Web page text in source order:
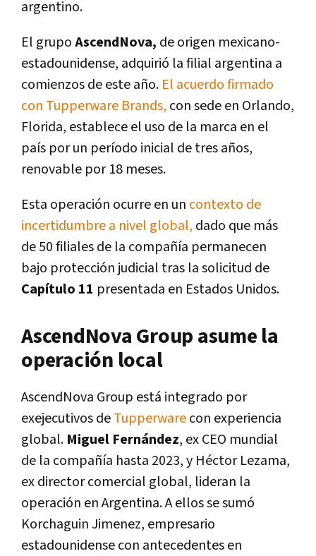
argentino.
El grupoAscendNova, de origen mexicano-
estadounidense, adquirió la filial argentina a
comienzos de este año. El acuerdo firmado
con Tupperware Brands, con sede en Orlando,
Florida, establece el uso de la marca en el
país por un período inicial de tres años,
renovable por 18 meses.
Esta operación ocurre en un contexto de
incertidumbre a nivel global, dado que más
de 50 filiales de la compañía permanecen
bajo protección judicial tras la solicitud de
Capítulo 11 presentada en Estados Unidos.
AscendNova Group asume la
operación local
AscendNova Group está integrado por
exejecutivos deTupperwarecon experiencia
global. Miguel Fernández, ex CEO mundial
de la compañía hasta 2023, y Héctor Lezama,
ex director comercial global, lideran la
operación en Argentina. A ellos se sumó
Korchaguin Jimenez, empresario
estadounidense con antecedentes en